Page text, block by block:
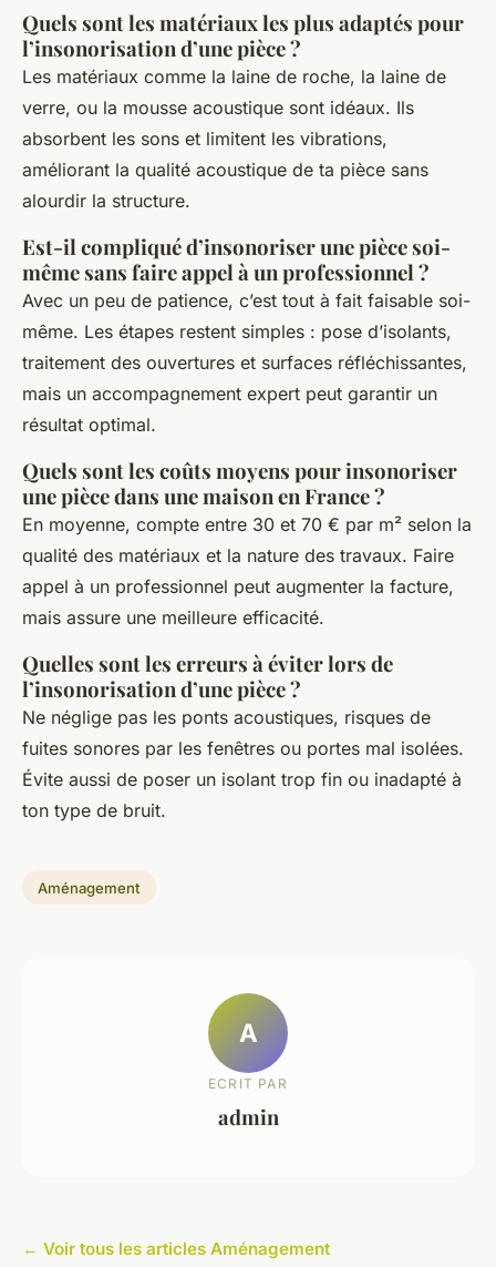
Quels sont les matériaux les plus adaptés pour
l’insonorisation d’une pièce ?
Les matériaux comme la laine de roche, la laine de
verre, ou la mousse acoustique sont idéaux. Ils
absorbent les sons et limitent les vibrations,
améliorant la qualité acoustique de ta pièce sans
alourdir la structure.
Est-il compliqué d’insonoriser une pièce soi-
même sans faire appel à un professionnel ?
Avec un peu de patience, c’est tout à fait faisable soi-
même. Les étapes restent simples : pose d’isolants,
traitement des ouvertures et surfaces réfléchissantes,
mais un accompagnement expert peut garantir un
résultat optimal.
Quels sont les coûts moyens pour insonoriser
une pièce dans une maison en France ?
En moyenne, compte entre 30 et 70 € par m² selon la
qualité des matériaux et la nature des travaux. Faire
appel à un professionnel peut augmenter la facture,
mais assure une meilleure efficacité.
Quelles sont les erreurs à éviter lors de
l’insonorisation d’une pièce ?
Ne néglige pas les ponts acoustiques, risques de
fuites sonores par les fenêtres ou portes mal isolées.
Évite aussi de poser un isolant trop fin ou inadapté à
ton type de bruit.
Aménagement
A
ECRIT PAR
admin
← Voir tous les articles Aménagement